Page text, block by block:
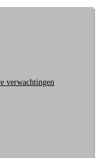
verwachtingen